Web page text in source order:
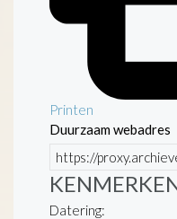
Printen
Duurzaam webadres
Datering: